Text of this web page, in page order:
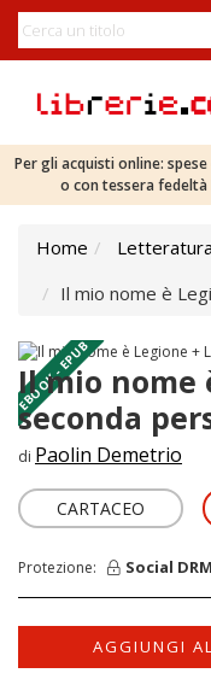
Per gli acquisti online:
o con tessera
Home
Letteratura
Il mio nome è
EBOOK - EPUB
Il mio nome
seconda
di Paolin Demetrio
CARTACEO
Protezione: Social DRM
AGGIUNGI